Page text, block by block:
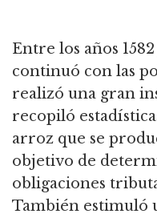
Entre los años
continuó con las
realizó una gran
recopiló
arroz que se
objetivo de
obligaciones
También estimuló